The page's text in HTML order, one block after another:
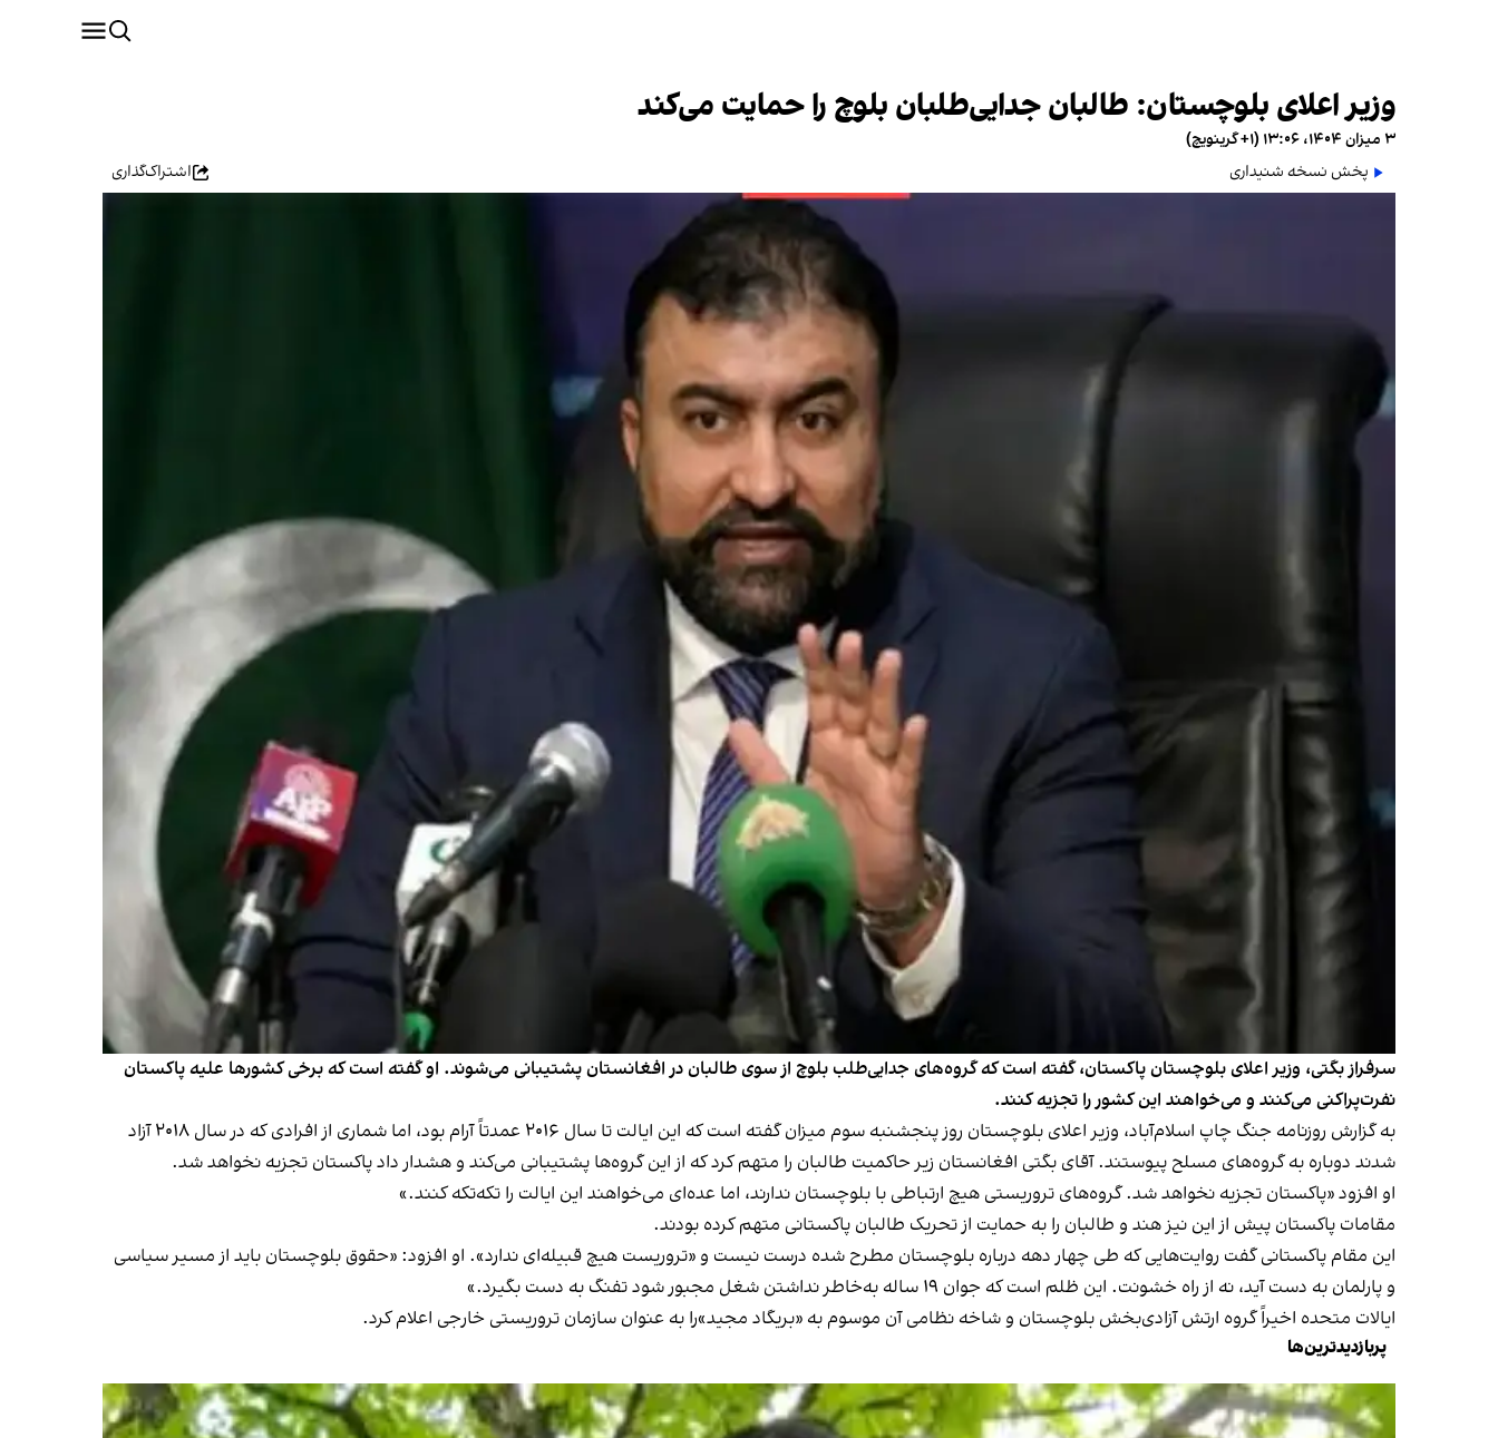
وزیر اعلای بلوچستان: طالبان جدایی‌طلبان بلوچ را حمایت می‌کند
۳ میزان ۱۴۰۴، ۱۳:۰۶ (‎+۱ گرینویچ)
پخش نسخه شنیداری
اشتراک‌گذاری
سرفراز بگتی، وزیر اعلای بلوچستان پاکستان، گفته است که گروه‌های جدایی‌طلب بلوچ از سوی طالبان در افغانستان پشتیبانی می‌شوند. او گفته است که برخی کشورها علیه پاکستان
نفرت‌پراکنی می‌کنند و می‌خواهند این کشور را تجزیه کنند.
به گزارش روزنامه جنگ چاپ اسلام‌آباد، وزیر اعلای بلوچستان روز پنجشنبه سوم میزان گفته است که این ایالت تا سال ۲۰۱۶ عمدتاً آرام بود، اما شماری از افرادی که در سال ۲۰۱۸ آزاد
شدند دوباره به گروه‌های مسلح پیوستند. آقای بگتی افغانستان زیر حاکمیت طالبان را متهم کرد که از این گروه‌ها پشتیبانی می‌کند و هشدار داد پاکستان تجزیه نخواهد شد.
او افزود «پاکستان تجزیه نخواهد شد. گروه‌های تروریستی هیچ ارتباطی با بلوچستان ندارند، اما عده‌ای می‌خواهند این ایالت را تکه‌تکه کنند.»
مقامات پاکستان پیش از این نیز هند و طالبان را به حمایت از تحریک طالبان پاکستانی متهم کرده بودند.
این مقام پاکستانی گفت روایت‌هایی که طی چهار دهه درباره بلوچستان مطرح شده درست نیست و «تروریست هیچ قبیله‌ای ندارد». او افزود: «حقوق بلوچستان باید از مسیر سیاسی
و پارلمان به دست آید، نه از راه خشونت. این ظلم است که جوان ۱۹ ساله به‌خاطر نداشتن شغل مجبور شود تفنگ به دست بگیرد.»
ایالات متحده اخیراً گروه ارتش آزادی‌بخش بلوچستان و شاخه نظامی آن موسوم به «بریگاد مجید»را به عنوان سازمان تروریستی خارجی اعلام کرد.
پربازدیدترین‌ها